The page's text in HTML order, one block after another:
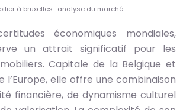
à bruxelles : analyse du marché
économiques mondiales,
un attrait significatif pour les
Capitale de la Belgique et
elle offre une combinaison
financière, de dynamisme culturel